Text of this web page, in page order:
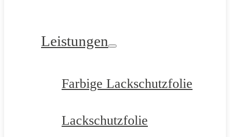
Leistungen
Farbige Lackschutzfolie
Lackschutzfolie